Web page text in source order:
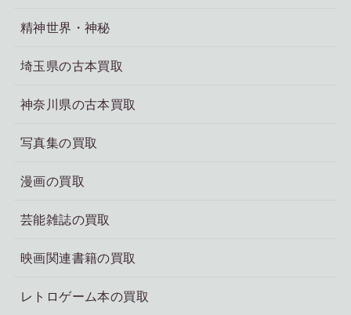
精神世界・神秘
埼玉県の古本買取
神奈川県の古本買取
写真集の買取
漫画の買取
芸能雑誌の買取
映画関連書籍の買取
レトロゲーム本の買取